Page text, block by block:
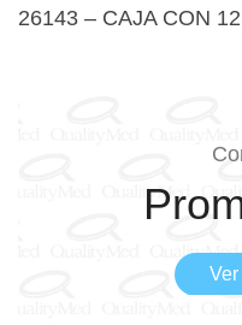
26143 – CAJA CON